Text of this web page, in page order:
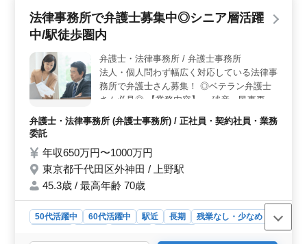
雇用形態＞ 残業が少なめで、週休2日制（土日祝休
み）、長期休暇も充実しています。また、正社員・契約
ライフスタイルやキャリアプランに応じて柔軟に働ける
環境が整っています。特に、中高年層が活躍している職
場である点も注目ポイントです。 ＜アクセスの良さ
と職場環境＞ 勤務地は駅から徒歩圏内にあり、通勤が
り、特に中高年のベテラン弁護士が多数活躍していま
す。これにより、経験豊富な同僚と共に働くことで、安
心して業務を遂行できる環境が整っています。
法律事務所で弁護士募集中◎シニア層活躍
中/駅徒歩圏内
弁護士・法律事務所 / 弁護士事務所
法人・個人問わず幅広く対応している法律事
務所で弁護士さん募集！ ◎ベテラン弁護士
さん必見◎ 【業務内容】 ・破産、民事再
保証問題 ・離婚、不倫慰謝料問題 ・契約書
歩圏内 シニア層活躍中です 幅広く対応でき
るベテラン弁護士さんの募集をお待ちしてお
ります！
弁護士・法律事務所 (弁護士事務所) / 正社員・契約社員・業務
委託
年収650万円〜1000万円
東京都千代田区外神田 / 上野駅
45.3歳 / 最高年齢 70歳
50代活躍中 60代活躍中 駅近 長期
残業なし・少なめ